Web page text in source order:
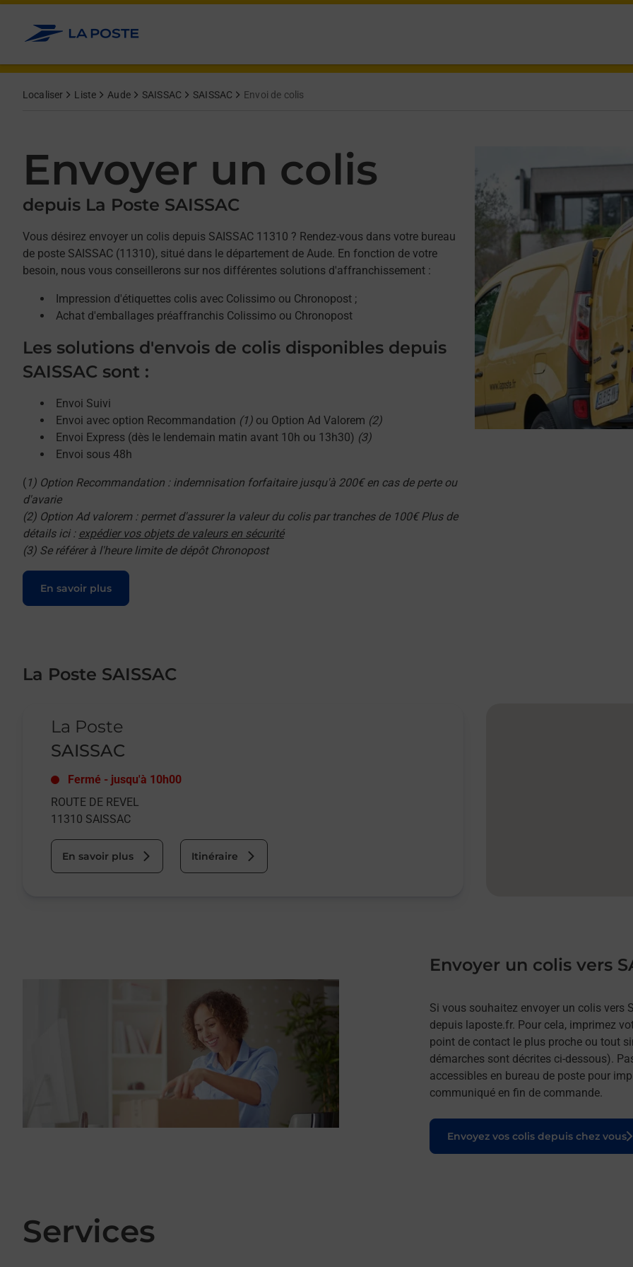
Allez au contenu
Localiser Liste Aude SAISSAC SAISSAC Envoi de colis
Envoyer un colis
depuis La Poste SAISSAC
Vous désirez envoyer un colis depuis SAISSAC 11310 ? Rendez-vous dans votre bureau
de poste SAISSAC (11310), situé dans le département de Aude. En fonction de votre
besoin, nous vous conseillerons sur nos différentes solutions d'affranchissement :
Impression d'étiquettes colis avec Colissimo ou Chronopost ;
Achat d'emballages préaffranchis Colissimo ou Chronopost
Les solutions d'envois de colis disponibles depuis
SAISSAC sont :
Envoi Suivi
Envoi avec option Recommandation (1) ou Option Ad Valorem (2)
Envoi Express (dès le lendemain matin avant 10h ou 13h30) (3)
Envoi sous 48h
( 1) Option Recommandation : indemnisation forfaitaire jusqu'à 200€ en cas de perte ou
d'avarie
(2) Option Ad valorem : permet d'assurer la valeur du colis par tranches de 100€ Plus de
détails ici : expédier vos objets de valeurs en sécurité
(3) Se référer à l'heure limite de dépôt Chronopost
En savoir plus
Le lien s'ouvre dans un nouvel onglet
La Poste SAISSAC
La Poste
SAISSAC
Fermé - jusqu'à 10h00
ROUTE DE REVEL
11310 SAISSAC
En savoir plus Itinéraire
Envoyer un colis vers
Si vous souhaitez envoyer un colis vers
depuis laposte.fr. Pour cela, imprimez
point de contact le plus proche ou tout
démarches sont décrites ci-dessous).
accessibles en bureau de poste pour
communiqué en fin de commande.
Envoyez vos colis depuis chez vous
Le lien s'ouvre dans un nouvel onglet
Services
Afficher ou masquer la réponse
Afficher ou masquer la réponse
Afficher ou masquer la réponse